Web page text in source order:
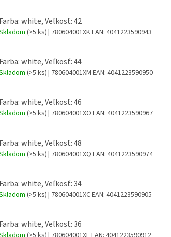
Farba: white, Veľkosť: 42
Skladom (>5 ks) | 780604001XKEAN: 4041223590943
Farba: white, Veľkosť: 44
Skladom (>5 ks) | 780604001XM EAN: 4041223590950
Farba: white, Veľkosť: 46
Skladom (>5 ks) | 780604001XO EAN: 4041223590967
Farba: white, Veľkosť: 48
Skladom (>5 ks) | 780604001XQ EAN: 4041223590974
Farba: white, Veľkosť: 34
Skladom (>5 ks) | 780604001XCEAN: 4041223590905
Farba: white, Veľkosť: 36